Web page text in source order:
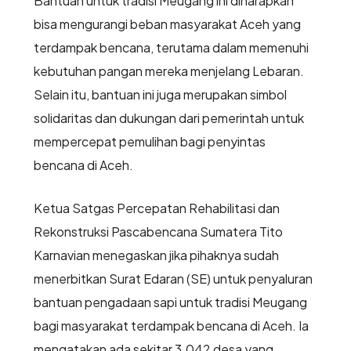
bisa mengurangi beban masyarakat Aceh yang
terdampak bencana, terutama dalam memenuhi
kebutuhan pangan mereka menjelang Lebaran.
Selain itu, bantuan ini juga merupakan simbol
solidaritas dan dukungan dari pemerintah untuk
mempercepat pemulihan bagi penyintas
bencana di Aceh.
Ketua Satgas Percepatan Rehabilitasi dan
Rekonstruksi Pascabencana Sumatera Tito
Karnavian menegaskan jika pihaknya sudah
menerbitkan Surat Edaran (SE) untuk penyaluran
bantuan pengadaan sapi untuk tradisi Meugang
bagi masyarakat terdampak bencana di Aceh. Ia